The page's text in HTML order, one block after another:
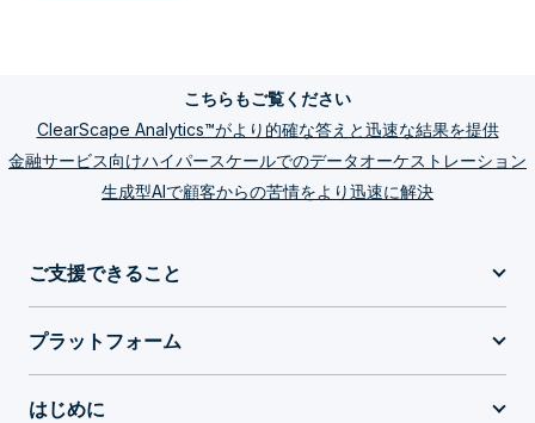
こちらもご覧ください
ClearScape Analytics™がより的確な答えと迅速な結果を提供
金融サービス向けハイパースケールでのデータオーケストレーション
生成型AIで顧客からの苦情をより迅速に解決
ご支援できること
プラットフォーム
はじめに